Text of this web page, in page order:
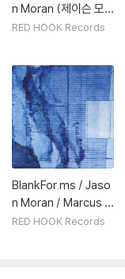
n Moran (제이슨 모
란) / Marcus Gilmor
P]
RED HOOK Records
BlankFor.ms / Jaso
n Moran / Marcus G
ilmore - Refract [2
RED HOOK Records